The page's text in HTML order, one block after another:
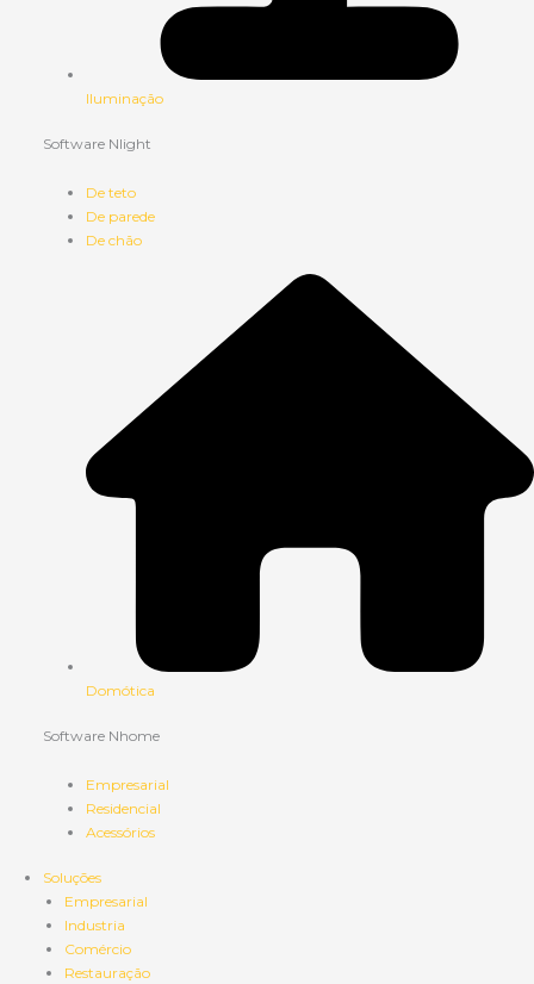
Iluminação
Software Nlight
De teto
De parede
De chão
Domótica
Software Nhome
Empresarial
Residencial
Acessórios
Soluções
Empresarial
Industria
Comércio
Restauração